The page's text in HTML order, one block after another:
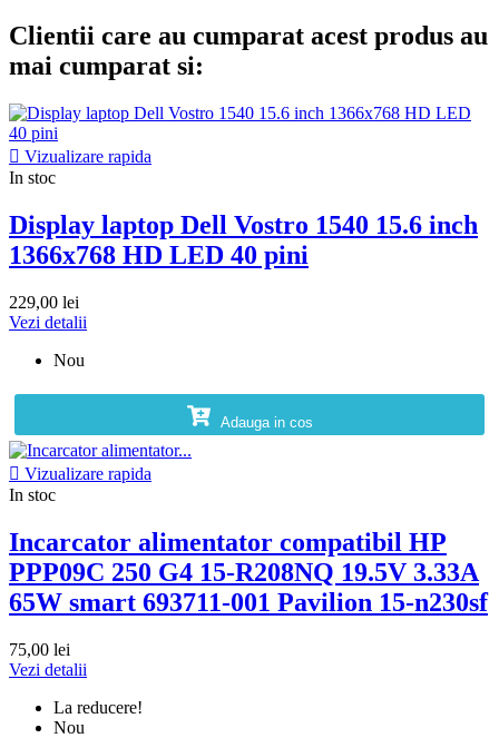
Clientii care au cumparat acest produs au
mai cumparat si:
 Vizualizare rapida
In stoc
Display laptop Dell Vostro 1540 15.6 inch
1366x768 HD LED 40 pini
229,00 lei
Vezi detalii
Nou
Adauga in cos
 Vizualizare rapida
In stoc
Incarcator alimentator compatibil HP
PPP09C 250 G4 15-R208NQ 19.5V 3.33A
65W smart 693711-001 Pavilion 15-n230sf
75,00 lei
Vezi detalii
La reducere!
Nou